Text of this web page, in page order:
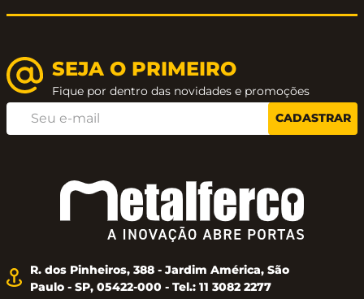
SEJA O PRIMEIRO
Fique por dentro das novidades e promoções
CADASTRAR
R. dos Pinheiros, 388 - Jardim América, São
Paulo - SP, 05422-000 - Tel.: 11 3082 2277